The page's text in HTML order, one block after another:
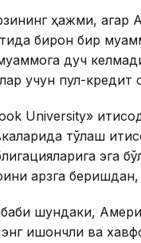
ҳажми,
бирон бир
дуч
учун пул-кредит
University»
тўлаш
эга
қарзга
шундаки,
ишончли ва